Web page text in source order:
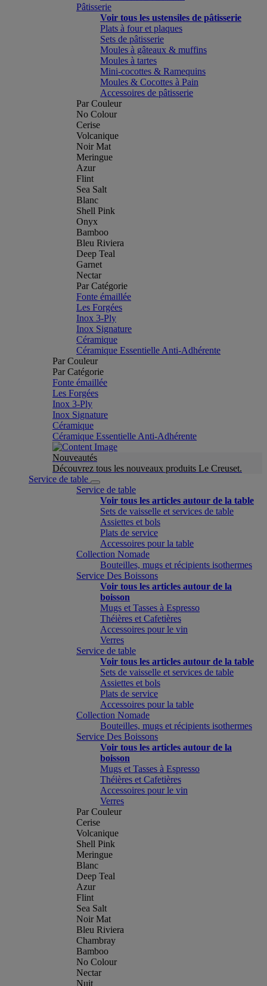
Pâtisserie
Voir tous les ustensiles de pâtisserie
Plats à four et plaques
Sets de pâtisserie
Moules à gâteaux & muffins
Moules à tartes
Mini-cocottes & Ramequins
Moules & Cocottes à Pain
Accessoires de pâtisserie
Par Couleur
No Colour
Cerise
Volcanique
Noir Mat
Meringue
Azur
Flint
Sea Salt
Blanc
Shell Pink
Onyx
Bamboo
Bleu Riviera
Deep Teal
Garnet
Nectar
Par Catégorie
Fonte émaillée
Les Forgées
Inox 3-Ply
Inox Signature
Céramique
Céramique Essentielle Anti-Adhérente
Par Couleur
Par Catégorie
Fonte émaillée
Les Forgées
Inox 3-Ply
Inox Signature
Céramique
Céramique Essentielle Anti-Adhérente
Nouveautés
Découvrez tous les nouveaux produits Le Creuset.
Service de table
Service de table
Voir tous les articles autour de la table
Sets de vaisselle et services de table
Assiettes et bols
Plats de service
Accessoires pour la table
Collection Nomade
Bouteilles, mugs et récipients isothermes
Service Des Boissons
Voir tous les articles autour de la
boisson
Mugs et Tasses à Espresso
Théières et Cafetières
Accessoires pour le vin
Verres
Service de table
Voir tous les articles autour de la table
Sets de vaisselle et services de table
Assiettes et bols
Plats de service
Accessoires pour la table
Collection Nomade
Bouteilles, mugs et récipients isothermes
Service Des Boissons
Voir tous les articles autour de la
boisson
Mugs et Tasses à Espresso
Théières et Cafetières
Accessoires pour le vin
Verres
Par Couleur
Cerise
Volcanique
Shell Pink
Meringue
Blanc
Deep Teal
Azur
Flint
Sea Salt
Noir Mat
Bleu Riviera
Chambray
Bamboo
No Colour
Nectar
Nuit